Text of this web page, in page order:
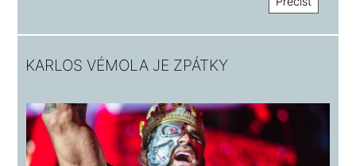
KARLOS VÉMOLA JE ZPÁTKY